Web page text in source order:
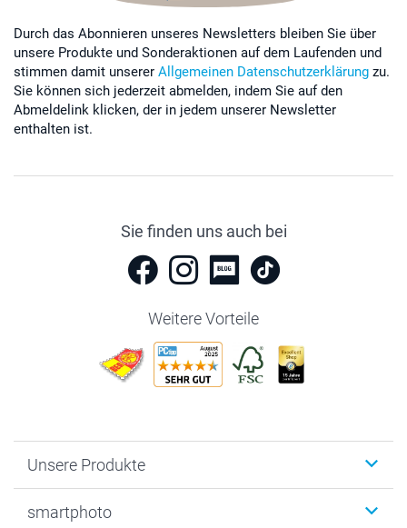
Durch das Abonnieren unseres Newsletters bleiben Sie über
unsere Produkte und Sonderaktionen auf dem Laufenden und
stimmen damit unserer Allgemeinen Datenschutzerklärung zu.
Sie können sich jederzeit abmelden, indem Sie auf den
Abmeldelink klicken, der in jedem unserer Newsletter
enthalten ist.
Sie finden uns auch bei
Weitere Vorteile
Unsere Produkte
Fotogeschenke
smartphoto